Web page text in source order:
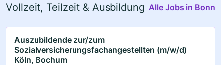
Vollzeit, Teilzeit & Ausbildung Alle Jobs in Bonn
Auszubildende zur/zum
Sozialversicherungsfachangestellten (m/w/d)
Köln, Bochum